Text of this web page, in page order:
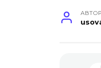
АВТОР